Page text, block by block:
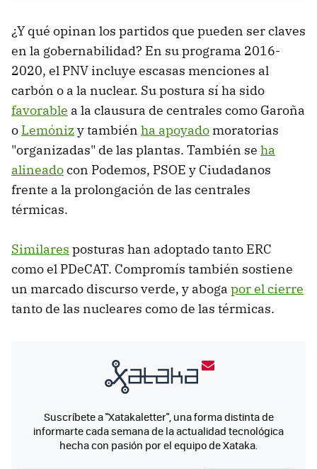
¿Y qué opinan los partidos que pueden ser claves
en la gobernabilidad? En su programa 2016-
2020, el PNV incluye escasas menciones al
carbón o a la nuclear. Su postura sí ha sido
favorable a la clausura de centrales como Garoña
o Lemónizy también ha apoyado moratorias
"organizadas" de las plantas. También se ha
alineadocon Podemos, PSOE y Ciudadanos
frente a la prolongación de las centrales
térmicas.
Similares posturas han adoptado tanto ERC
como el PDeCAT. Compromís también sostiene
un marcado discurso verde, y aboga por el cierre
tanto de las nucleares como de las térmicas.
Suscríbete a "Xatakaletter", una forma distinta de
informarte cada semana de la actualidad tecnológica
hecha con pasión por el equipo de Xataka.